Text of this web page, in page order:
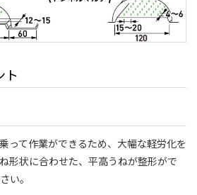
ト
って作業ができるため、大幅な軽労化を
形状に合わせた、平高うねが整形がで
い。